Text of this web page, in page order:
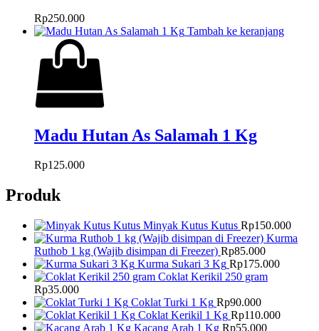
Rp250.000
Tambah ke keranjang
Madu Hutan As Salamah 1 Kg
Rp125.000
Produk
Minyak Kutus Kutus Rp150.000
Kurma
Ruthob 1 kg (Wajib disimpan di Freezer) Rp85.000
Kurma Sukari 3 Kg Rp175.000
Coklat Kerikil 250 gram
Rp35.000
Coklat Turki 1 Kg Rp90.000
Coklat Kerikil 1 Kg Rp110.000
Kacang Arab 1 Kg Rp55.000